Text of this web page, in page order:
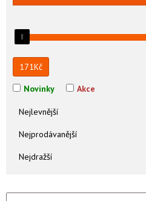
171Kč
Novinky Akce
Nejlevnější
Nejprodávanější
Nejdražší